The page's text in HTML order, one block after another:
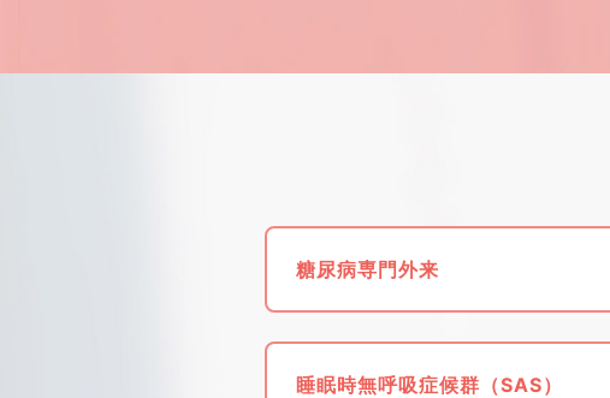
糖尿病専門外来
睡眠時無呼吸症候群（SAS）